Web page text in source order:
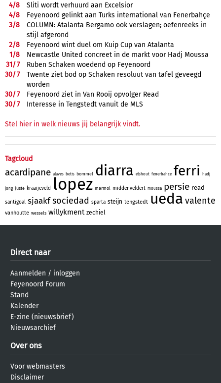
4/8
Sliti wordt verhuurd aan Excelsior
4/8
Feyenoord gelinkt aan Turks international van Fenerbahçe
3/8
COLUMN: Atalanta Bergamo ook verslagen; oefenreeks in
stijl afgerond
2/8
Feyenoord wint duel om Kuip Cup van Atalanta
1/8
Newcastle United concreet in de markt voor Hadj Moussa
31/7
Ruben Schaken woedend op Feyenoord
30/7
Twente ziet bod op Schaken resoluut van tafel geveegd
worden
30/7
Feyenoord ziet in Van Rooij opvolger Read
30/7 Interesse in Tengstedt vanuit de MLS
Stel hier in welk nieuws jij belangrijk vindt.
Tagcloud
acardipane alaves betis bommel diarra elshout fenerbahce ferri hadj
jong juste kraaijeveld lopez marmol middenveldert moussa persie read
santigoal sjaakfsociedad sparta steijn tengstedt ueda valente
vanhoutte wessels willykment zechiel
Direct naar
Aanmelden / inloggen
Feyenoord Forum
Stand
Kalender
E-zine (nieuwsbrief)
Nieuwsarchief
Over ons
Voor webmasters
Disclaimer